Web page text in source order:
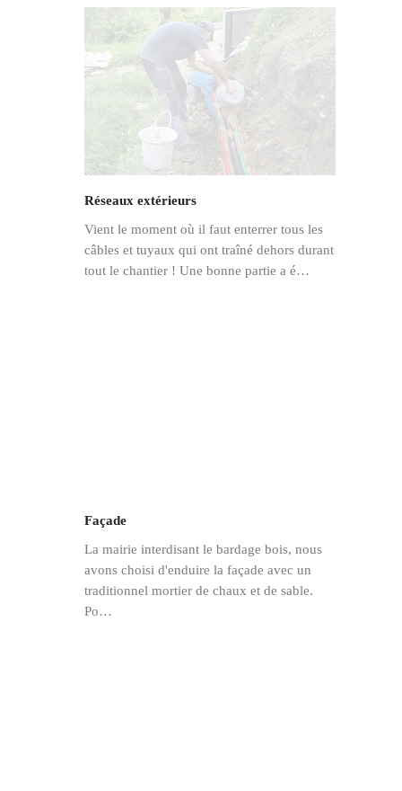
Réseaux extérieurs
Vient le moment où il faut enterrer tous les
câbles et tuyaux qui ont traîné dehors durant
tout le chantier ! Une bonne partie a é…
Façade
La mairie interdisant le bardage bois, nous
avons choisi d'enduire la façade avec un
traditionnel mortier de chaux et de sable.
Po…